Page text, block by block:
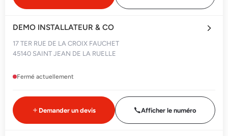
DEMO INSTALLATEUR & CO
17 TER RUE DE LA CROIX FAUCHET
45140 SAINT JEAN DE LA RUELLE
Fermé actuellement
Demander un devis Afficher le numéro